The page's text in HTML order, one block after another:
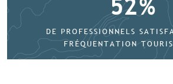
52%
DE PROFESSIONNELS
FRÉQUENTATION